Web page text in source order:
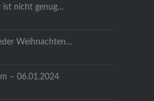
ist nicht genug…
Weihnachten…
– 06.01.2024